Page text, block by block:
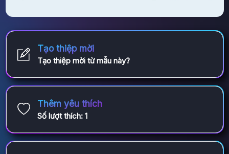
Tạo thiệp mời
Tạo thiệp mời từ mẫu này?
Thêm yêu thích
Số lượt thích: 1